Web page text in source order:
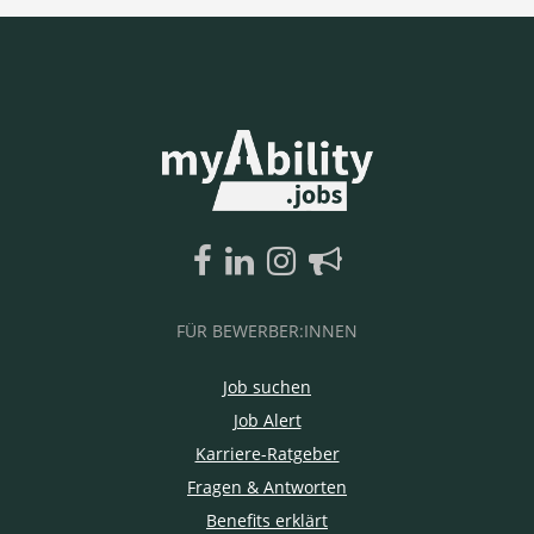
FÜR BEWERBER:INNEN
Job suchen
Job Alert
Karriere-Ratgeber
Fragen & Antworten
Benefits erklärt